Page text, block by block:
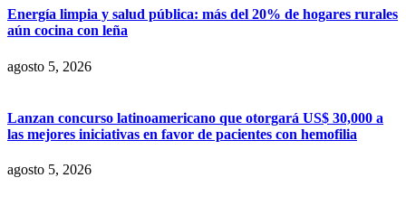
Energía limpia y salud pública: más del 20% de hogares rurales
aún cocina con leña
agosto 5, 2026
Lanzan concurso latinoamericano que otorgará US$ 30,000 a
las mejores iniciativas en favor de pacientes con hemofilia
agosto 5, 2026